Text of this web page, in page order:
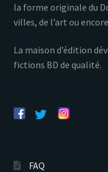
la forme originale du
villes, de l’art ou
La maison d’édition
fictions BD de qualité.
FAQ